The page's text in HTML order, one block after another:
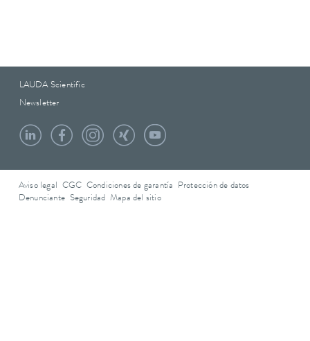
LAUDA Scientific
Newsletter
Aviso legal CGC Condiciones de garantía
Protección de datos
Denunciante Seguridad Mapa del sitio